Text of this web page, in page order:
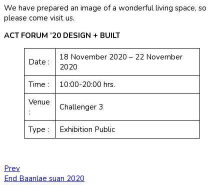
We have prepared an image of a wonderful living space, so
please come visit us.
ACT FORUM ’20 DESIGN + BUILT
Date :
18 November 2020 – 22 November
2020
Time :
10:00-20:00 hrs.
Venue
:
Challenger 3
Type : Exhibition Public
Prev
End Baanlae suan 2020